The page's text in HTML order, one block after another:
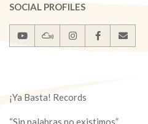
SOCIAL PROFILES
¡Ya Basta! Records
“Sin palabras no existimos”